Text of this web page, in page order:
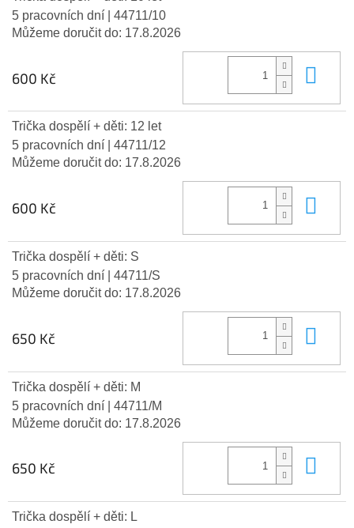
5 pracovních dní
| 44711/10
Můžeme doručit do: 17.8.2026
600 Kč
Trička dospělí + děti: 12 let
5 pracovních dní
| 44711/12
Můžeme doručit do: 17.8.2026
600 Kč
Trička dospělí + děti: S
5 pracovních dní
| 44711/S
Můžeme doručit do: 17.8.2026
650 Kč
Trička dospělí + děti: M
5 pracovních dní
| 44711/M
Můžeme doručit do: 17.8.2026
650 Kč
Trička dospělí + děti: L